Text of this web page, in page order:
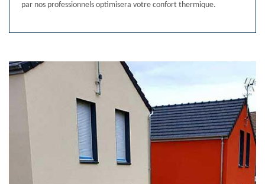
par nos professionnels optimisera votre confort thermique.